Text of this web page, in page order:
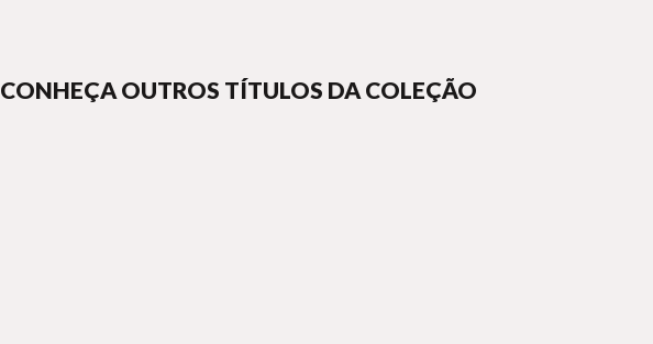
CONHEÇA OUTROS TÍTULOS DA COLEÇÃO